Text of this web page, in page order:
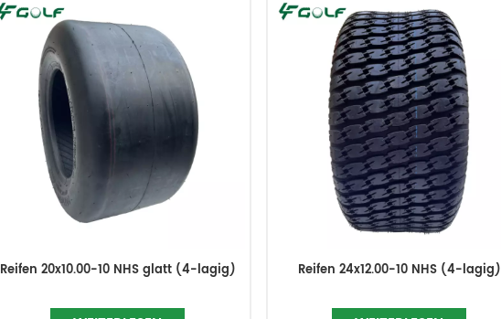
Reifen 20x10.00-10 NHS glatt (4-lagig) Reifen 24x12.00-10 NHS (4-lagig)